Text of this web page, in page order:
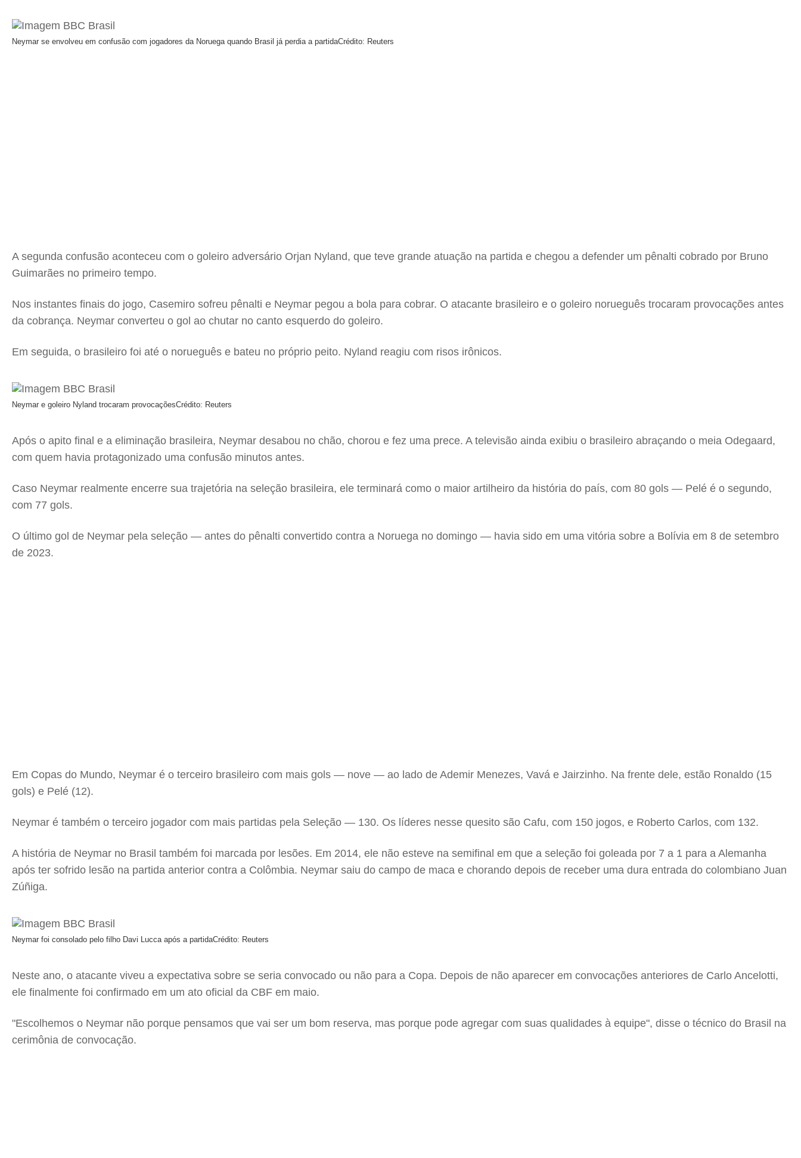
Neymar se envolveu em confusão com jogadores da Noruega quando Brasil já perdia a partidaCrédito: Reuters
A segunda confusão aconteceu com o goleiro adversário Orjan Nyland, que teve grande atuação na partida e chegou a defender um pênalti cobrado por Bruno
Guimarães no primeiro tempo.
Nos instantes finais do jogo, Casemiro sofreu pênalti e Neymar pegou a bola para cobrar. O atacante brasileiro e o goleiro norueguês trocaram provocações antes
da cobrança. Neymar converteu o gol ao chutar no canto esquerdo do goleiro.
Em seguida, o brasileiro foi até o norueguês e bateu no próprio peito. Nyland reagiu com risos irônicos.
Neymar e goleiro Nyland trocaram provocaçõesCrédito: Reuters
Após o apito final e a eliminação brasileira, Neymar desabou no chão, chorou e fez uma prece. A televisão ainda exibiu o brasileiro abraçando o meia Odegaard,
com quem havia protagonizado uma confusão minutos antes.
Caso Neymar realmente encerre sua trajetória na seleção brasileira, ele terminará como o maior artilheiro da história do país, com 80 gols — Pelé é o segundo,
com 77 gols.
O último gol de Neymar pela seleção — antes do pênalti convertido contra a Noruega no domingo — havia sido em uma vitória sobre a Bolívia em 8 de setembro
de 2023.
Em Copas do Mundo, Neymar é o terceiro brasileiro com mais gols — nove — ao lado de Ademir Menezes, Vavá e Jairzinho. Na frente dele, estão Ronaldo (15
gols) e Pelé (12).
Neymar é também o terceiro jogador com mais partidas pela Seleção — 130. Os líderes nesse quesito são Cafu, com 150 jogos, e Roberto Carlos, com 132.
A história de Neymar no Brasil também foi marcada por lesões. Em 2014, ele não esteve na semifinal em que a seleção foi goleada por 7 a 1 para a Alemanha
após ter sofrido lesão na partida anterior contra a Colômbia. Neymar saiu do campo de maca e chorando depois de receber uma dura entrada do colombiano Juan
Zúñiga.
Neymar foi consolado pelo filho Davi Lucca após a partidaCrédito: Reuters
Neste ano, o atacante viveu a expectativa sobre se seria convocado ou não para a Copa. Depois de não aparecer em convocações anteriores de Carlo Ancelotti,
ele finalmente foi confirmado em um ato oficial da CBF em maio.
"Escolhemos o Neymar não porque pensamos que vai ser um bom reserva, mas porque pode agregar com suas qualidades à equipe", disse o técnico do Brasil na
cerimônia de convocação.